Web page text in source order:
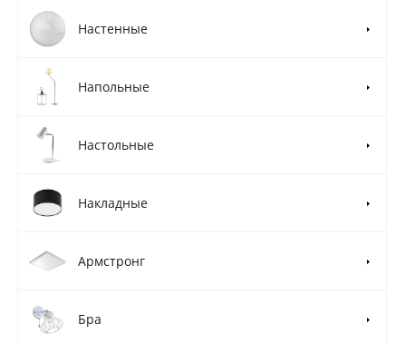
Настенные
Напольные
Настольные
Накладные
Армстронг
Бра